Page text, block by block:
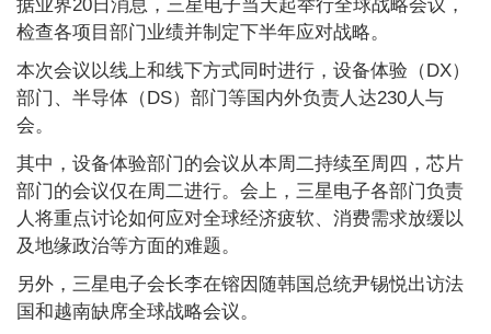
据业界20日消息，三星电子当天起举行全球战略会议，
检查各项目部门业绩并制定下半年应对战略。
本次会议以线上和线下方式同时进行，设备体验（DX）
部门、半导体（DS）部门等国内外负责人达230人与
会。
其中，设备体验部门的会议从本周二持续至周四，芯片
部门的会议仅在周二进行。会上，三星电子各部门负责
人将重点讨论如何应对全球经济疲软、消费需求放缓以
及地缘政治等方面的难题。
另外，三星电子会长李在镕因随韩国总统尹锡悦出访法
国和越南缺席全球战略会议。